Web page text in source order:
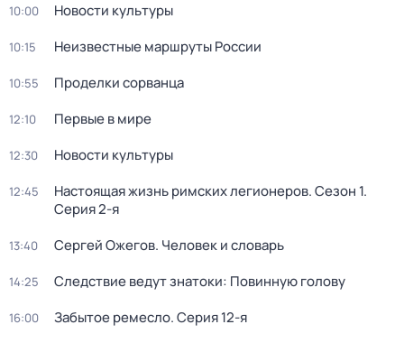
10:00 Новости культуры
10:15 Неизвестные маршруты России
10:55 Проделки сорванца
12:10 Первые в мире
12:30 Новости культуры
12:45 Настоящая жизнь римских легионеров. Сезон 1.
Серия 2-я
13:40 Сергей Ожегов. Человек и словарь
14:25 Следствие ведут знатоки: Повинную голову
16:00 Забытое ремесло. Серия 12-я